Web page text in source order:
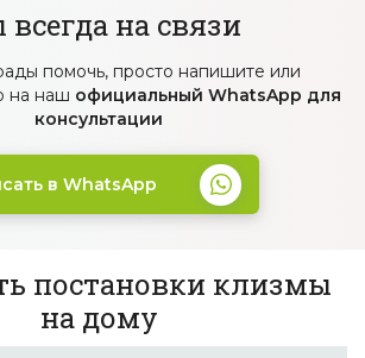
на связи
помочь, просто напишите или
на наш официальный WhatsApp для
консультации
в WhatsApp
постановки клизмы
на дому